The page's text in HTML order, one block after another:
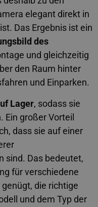
elegant direkt in
Das Ergebnis ist ein
des
und gleichzeitig
den Raum hinter
und Einparken.
Lager, sodass sie
großer Vorteil
dass sie auf einer
sind. Das bedeutet,
für verschiedene
die richtige
und dem Typ der